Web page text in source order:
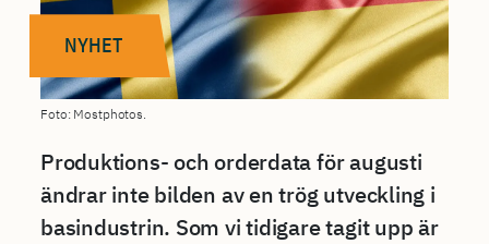
NYHET
Foto: Mostphotos.
Produktions- och orderdata för augusti
ändrar inte bilden av en trög utveckling i
basindustrin. Som vi tidigare tagit upp är